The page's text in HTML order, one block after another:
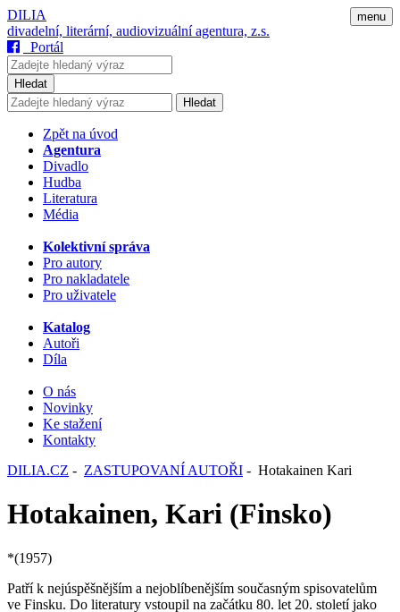
menu
DILIA
divadelní, literární, audiovizuální agentura, z.s.
Portál
Hledat
Hledat
Zpět na úvod
Agentura
Divadlo
Hudba
Literatura
Média
Kolektivní správa
Pro autory
Pro nakladatele
Pro uživatele
Katalog
Autoři
Díla
O nás
Novinky
Ke stažení
Kontakty
DILIA.CZ - ZASTUPOVANÍ AUTOŘI - Hotakainen Kari
Hotakainen, Kari (Finsko)
*(1957)
Patří k nejúspěšnějším a nejoblíbenějším současným spisovatelům
ve Finsku. Do literatury vstoupil na začátku 80. let 20. století jako